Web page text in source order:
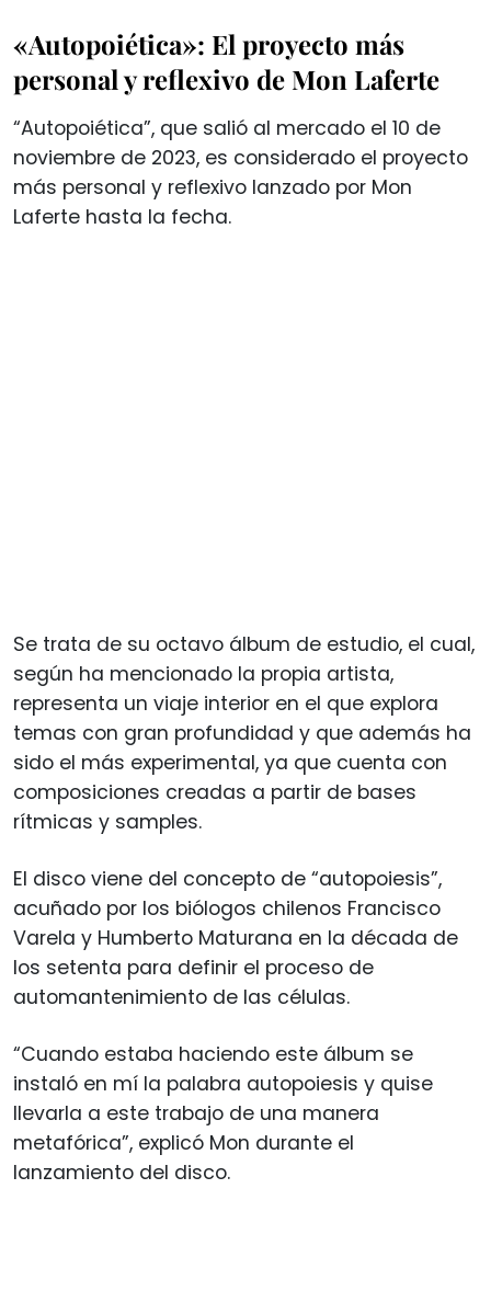
«Autopoiética»: El proyecto más
personal y reflexivo de Mon Laferte
“Autopoiética”, que salió al mercado el 10 de
noviembre de 2023, es considerado el proyecto
más personal y reflexivo lanzado por Mon
Laferte hasta la fecha.
Se trata de su octavo álbum de estudio, el cual,
según ha mencionado la propia artista,
representa un viaje interior en el que explora
temas con gran profundidad y que además ha
sido el más experimental, ya que cuenta con
composiciones creadas a partir de bases
rítmicas y samples.
El disco viene del concepto de “autopoiesis”,
acuñado por los biólogos chilenos Francisco
Varela y Humberto Maturana en la década de
los setenta para definir el proceso de
automantenimiento de las células.
“Cuando estaba haciendo este álbum se
instaló en mí la palabra autopoiesis y quise
llevarla a este trabajo de una manera
metafórica”, explicó Mon durante el
lanzamiento del disco.